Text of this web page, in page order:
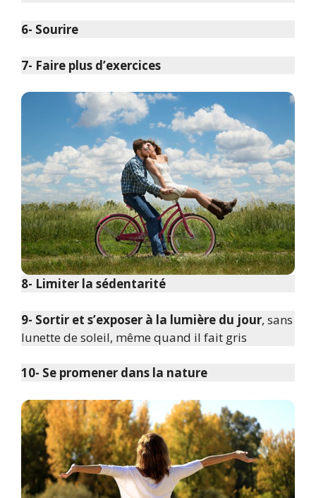
6- Sourire
7- Faire plus d’exercices
8- Limiter la sédentarité
9- Sortir et s’exposer à la lumière du jour, sans
lunette de soleil, même quand il fait gris
10- Se promener dans la nature